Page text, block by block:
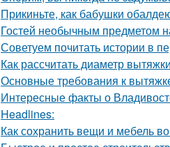
Прикиньте, как бабушки
Гостей необычным предметом
Советуем почитать истории в
Как рассчитать диаметр
Основные требования к
Интересные факты о
Headlines:
Как сохранить вещи и мебель